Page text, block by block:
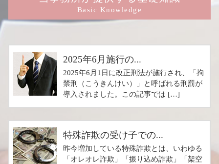
Basic Knowledge
2025年6月施行の...
2025年6月1日に改正刑法が施行され、「拘
禁刑（こうきんけい）」と呼ばれる刑罰が
導入されました。この記事では […]
特殊詐欺の受け子での...
昨今増加している特殊詐欺とは、いわゆる
「オレオレ詐欺」「振り込め詐欺」「架空